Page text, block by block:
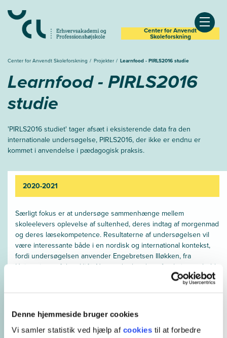
Denne hjemmeside bruger cookies
Vi samler statistik ved hjælp af cookies til at forbedre
Center for Anvendt
Skoleforskning Åben
Center for Anvendt Skoleforskning Projekter Learnfood - PIRLS2016 studie
Learnfood - PIRLS2016
studie
'PIRLS2016 studiet' tager afsæt i eksisterende data fra den
internationale undersøgelse, PIRLS2016, der ikke er endnu er
kommet i anvendelse i pædagogisk praksis.
2020-2021
Særligt fokus er at undersøge sammenhænge mellem
skoleelevers oplevelse af sultenhed, deres indtag af morgenmad
og deres læsekompetence. Resultaterne af undersøgelsen vil
være interessante både i en nordisk og international kontekst,
fordi undersøgelsen anvender Engebretsen Illøkken, fra
University og Adger(UiA), Norge, der havde et forskningsophold
på UCL i Nov-dec 2020. Endvidere vil Professor, Frøydis
Nordgård Vik, UiA og lektor og seniorforsker, Dorthe Ruge, UCL,
Endvidere deltager med statistisk ekspertise fra UCL, Morten
Petterson og Morten Rasmus Puck, Center for Anvendt
Skoleforskning. Resultaterne vil indgå som ny viden i Projekt